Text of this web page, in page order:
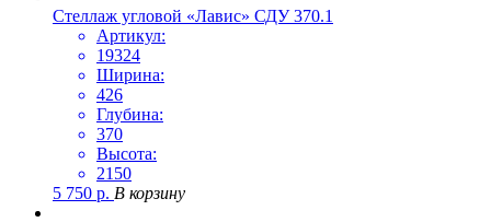
Стеллаж угловой «Лавис» СДУ 370.1
Артикул:
19324
Ширина:
426
Глубина:
370
Высота:
2150
5 750 р. В корзину